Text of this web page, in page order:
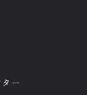
ー